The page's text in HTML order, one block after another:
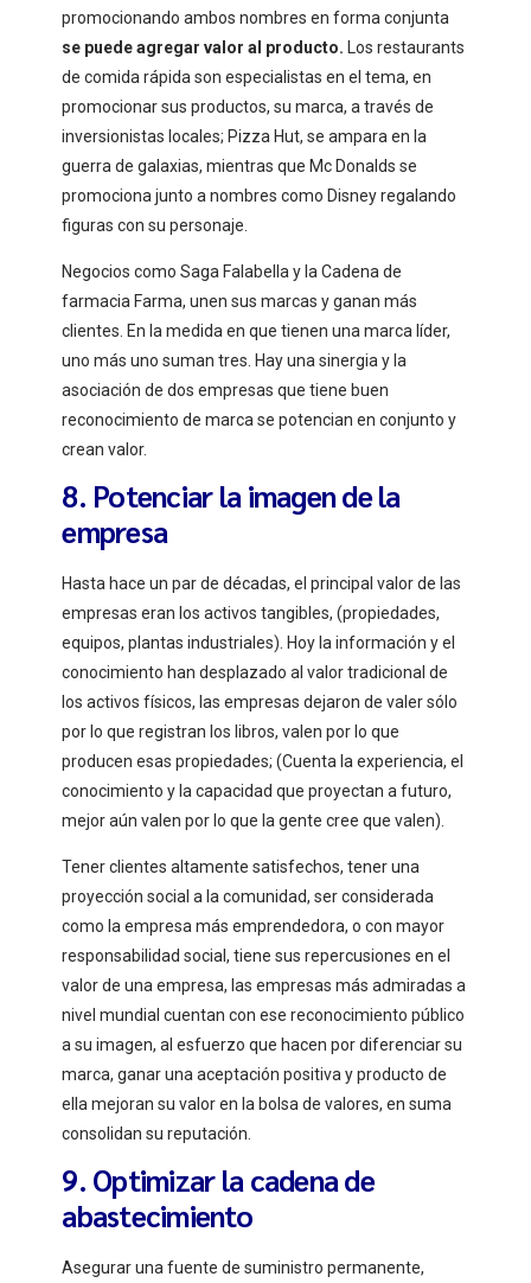
promocionando ambos nombres en forma conjunta
se puede agregar valor al producto. Los restaurants
de comida rápida son especialistas en el tema, en
promocionar sus productos, su marca, a través de
inversionistas locales; Pizza Hut, se ampara en la
guerra de galaxias, mientras que Mc Donalds se
promociona junto a nombres como Disney regalando
figuras con su personaje.
Negocios como Saga Falabella y la Cadena de
farmacia Farma, unen sus marcas y ganan más
clientes. En la medida en que tienen una marca líder,
uno más uno suman tres. Hay una sinergia y la
asociación de dos empresas que tiene buen
reconocimiento de marca se potencian en conjunto y
crean valor.
8. Potenciar la imagen de la
empresa
Hasta hace un par de décadas, el principal valor de las
empresas eran los activos tangibles, (propiedades,
equipos, plantas industriales). Hoy la información y el
conocimiento han desplazado al valor tradicional de
los activos físicos, las empresas dejaron de valer sólo
por lo que registran los libros, valen por lo que
producen esas propiedades; (Cuenta la experiencia, el
conocimiento y la capacidad que proyectan a futuro,
mejor aún valen por lo que la gente cree que valen).
Tener clientes altamente satisfechos, tener una
proyección social a la comunidad, ser considerada
como la empresa más emprendedora, o con mayor
responsabilidad social, tiene sus repercusiones en el
valor de una empresa, las empresas más admiradas a
nivel mundial cuentan con ese reconocimiento público
a su imagen, al esfuerzo que hacen por diferenciar su
marca, ganar una aceptación positiva y producto de
ella mejoran su valor en la bolsa de valores, en suma
consolidan su reputación.
9. Optimizar la cadena de
abastecimiento
Asegurar una fuente de suministro permanente,